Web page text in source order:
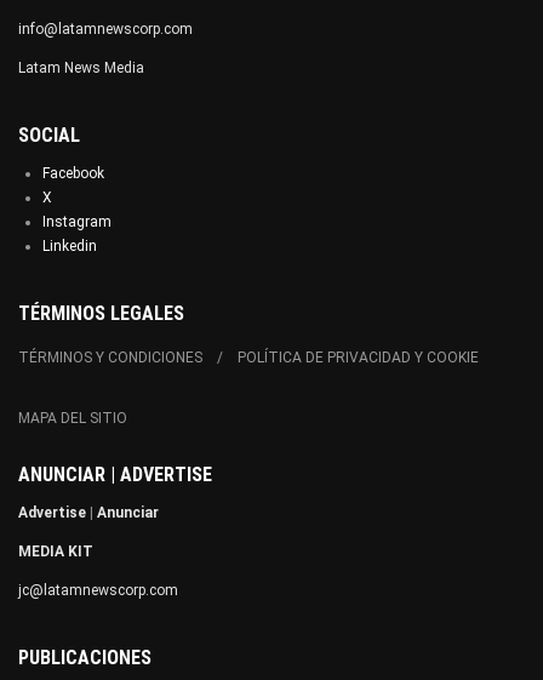
info@latamnewscorp.com
Latam News Media
SOCIAL
Facebook
X
Instagram
Linkedin
TÉRMINOS LEGALES
TÉRMINOS Y CONDICIONES POLÍTICA DE PRIVACIDAD Y COOKIE
MAPA DEL SITIO
ANUNCIAR | ADVERTISE
Advertise Anunciar
MEDIA KIT
jc@latamnewscorp.com
PUBLICACIONES